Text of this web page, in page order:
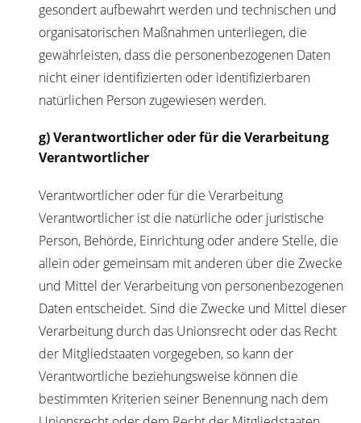
gesondert aufbewahrt werden und technischen und
organisatorischen Maßnahmen unterliegen, die
gewährleisten, dass die personenbezogenen Daten
nicht einer identifizierten oder identifizierbaren
natürlichen Person zugewiesen werden.
g) Verantwortlicher oder für die Verarbeitung
Verantwortlicher
Verantwortlicher oder für die Verarbeitung
Verantwortlicher ist die natürliche oder juristische
Person, Behörde, Einrichtung oder andere Stelle, die
allein oder gemeinsam mit anderen über die Zwecke
und Mittel der Verarbeitung von personenbezogenen
Daten entscheidet. Sind die Zwecke und Mittel dieser
Verarbeitung durch das Unionsrecht oder das Recht
der Mitgliedstaaten vorgegeben, so kann der
Verantwortliche beziehungsweise können die
bestimmten Kriterien seiner Benennung nach dem